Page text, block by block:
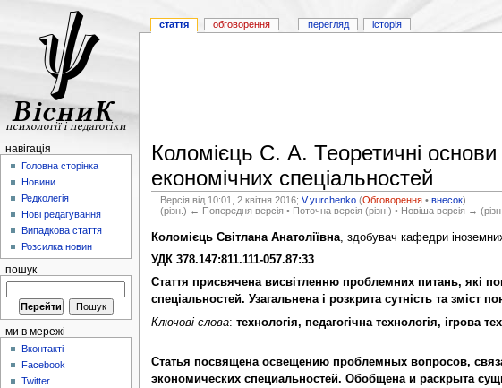
Коломієць С. А. Теоретичні основи
економічних спеціальностей
Версія від 10:01, 2 квітня 2016;V.yurchenko (Обговорення •внесок)
(різн.) ← Попередня версія • Поточна версія (різн.) • Новіша версія →
Коломієць Світлана Анатоліївна, здобувач кафедри
УДК 378.147:811.111-057.87:33
Стаття присвячена висвітленню проблемних питань, які
спеціальностей. Узагальнена і розкрита сутність та зміст
Ключові слова: технологія, педагогічна технологія, ігрова
Статья посвящена освещению проблемных вопросов,
экономических специальностей. Обобщена и раскрыта
стаття обговорення перегляд історія
навігація
Головна сторінка
Новини
Редколегія
Нові редагування
Випадкова стаття
Розсилка новин
пошук
ми в мережі
Вконтакті
Facebook
Twitter